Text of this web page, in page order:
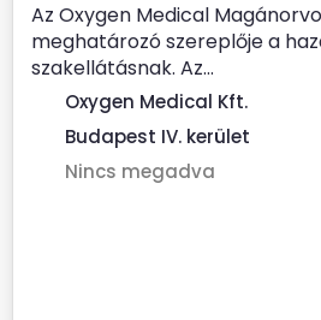
Az Oxygen Medical
meghatározó szereplője a
szakellátásnak. Az...
Oxygen Medical Kft.
Budapest IV. kerület
Nincs megadva